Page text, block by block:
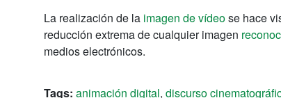
La realización de la imagen de vídeose hace
reducción extremadecualquier imagen
medios electrónicos.
Tags: animación digital, discurso